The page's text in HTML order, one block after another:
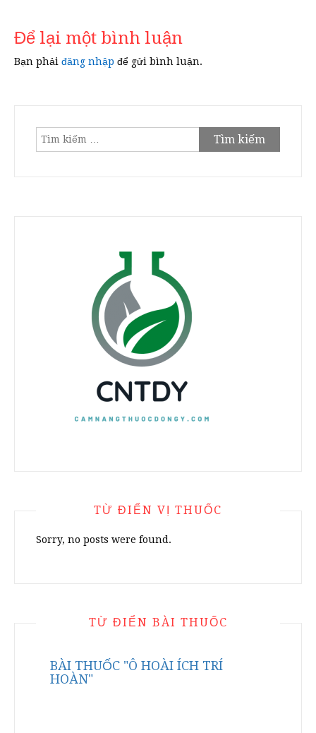
bài
viết
Để lại một bình luận
Bạn phải đăng nhập để gửi bình luận.
Tìm
TỪ ĐIỂN VỊ THUỐC
Sorry, no posts were found.
TỪ ĐIỂN BÀI THUỐC
BÀI THUỐC "Ô HOÀI ÍCH TRÍ
HOÀN"